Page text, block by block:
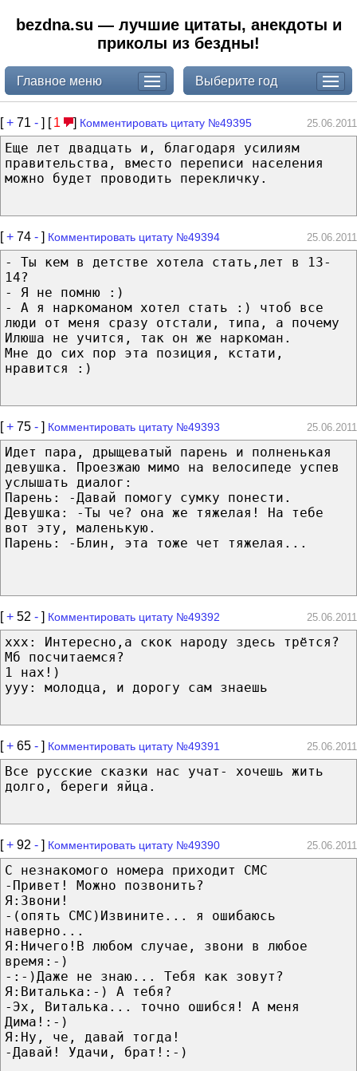
bezdna.su — лучшие цитаты, анекдоты и
приколы из бездны!
Главное меню Выберите год
[+ 71 - ] [ 1 ] Комментировать цитату №49395 25.06.2011
Еще лет двадцать и, благодаря усилиям
правительства, вместо переписи населения
можно будет проводить перекличку.
[+ 74 - ] Комментировать цитату №49394 25.06.2011
- Ты кем в детстве хотела стать,лет в 13-
14?
- Я не помню :)
- А я наркоманом хотел стать :) чтоб все
люди от меня сразу отстали, типа, а почему
Илюша не учится, так он же наркоман.
Мне до сих пор эта позиция, кстати,
нравится :)
[+ 75 - ] Комментировать цитату №49393 25.06.2011
Идет пара, дрыщеватый парень и полненькая
девушка. Проезжаю мимо на велосипеде успев
услышать диалог:
Парень: -Давай помогу сумку понести.
Девушка: -Ты че? она же тяжелая! На тебе
вот эту, маленькую.
Парень: -Блин, эта тоже чет тяжелая...
[+ 52 - ] Комментировать цитату №49392 25.06.2011
ххх: Интересно,а скок народу здесь трётся?
Мб посчитаемся?
1 нах!)
ууу: молодца, и дорогу сам знаешь
[+ 65 - ] Комментировать цитату №49391 25.06.2011
Все русские сказки нас учат- хочешь жить
долго, береги яйца.
[+ 92 - ] Комментировать цитату №49390 25.06.2011
С незнакомого номера приходит СМС
-Привет! Можно позвонить?
Я:Звони!
-(опять СМС)Извините... я ошибаюсь
наверно...
Я:Ничего!В любом случае, звони в любое
время:-)
-:-)Даже не знаю... Тебя как зовут?
Я:Виталька:-) А тебя?
-Эх, Виталька... точно ошибся! А меня
Дима!:-)
Я:Ну, че, давай тогда!
-Давай! Удачи, брат!:-)